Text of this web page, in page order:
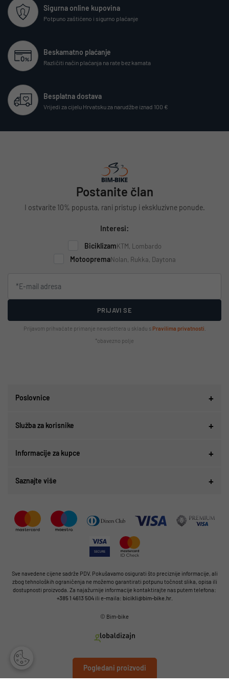
Pogledani proizvodi
Sigurna online kupovina
Potpuno zaštićeno i sigurno plaćanje
Beskamatno plaćanje
Različiti način plaćanja na rate bez kamata
Besplatna dostava
Vrijedi za cijelu Hrvatsku za narudžbe iznad 100 €
Postanite član
I ostvarite 10% popusta, rani pristup i ekskluzivne ponude.
Interesi:
BiciklizamKTM, Lombardo
MotoopremaNolan, Rukka, Daytona
PRIJAVI SE
Prijavom prihvaćate primanje newslettera u skladu s Pravilima privatnosti
*obavezno polje
Poslovnice
Služba za korisnike
Informacije za kupce
Saznajte više
Sve navedene cijene sadrže PDV. Pokušavamo osigurati što preciznije informacije, ali
zbog tehnoloških ograničenja ne možemo garantirati potpunu točnost slika, opisa ili
dostupnosti proizvoda. Za najažurnije informacije kontaktirajte nas putem telefona:
+385 1 4613 504ili e-maila: bicikli@bim-bike.hr.
© Bim-bike